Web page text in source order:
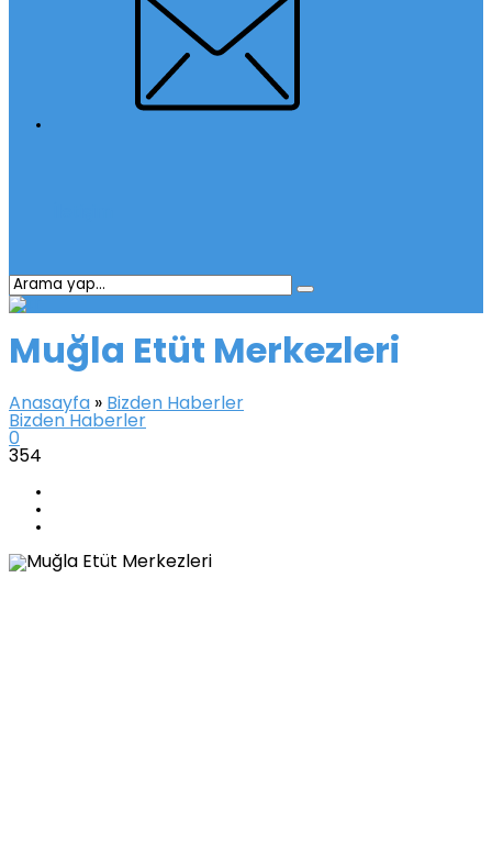
Muğla Etüt Merkezleri
Anasayfa » Bizden Haberler
Bizden Haberler
0
354